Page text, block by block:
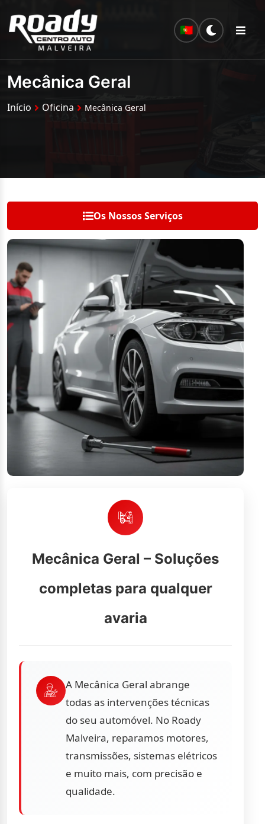
🇵🇹
Mecânica Geral
Início Oficina Mecânica Geral
Os Nossos Serviços
Mecânica Geral – Soluções
completas para qualquer
avaria
A Mecânica Geral abrange
todas as intervenções técnicas
do seu automóvel. No Roady
Malveira, reparamos motores,
transmissões, sistemas elétricos
e muito mais, com precisão e
qualidade.